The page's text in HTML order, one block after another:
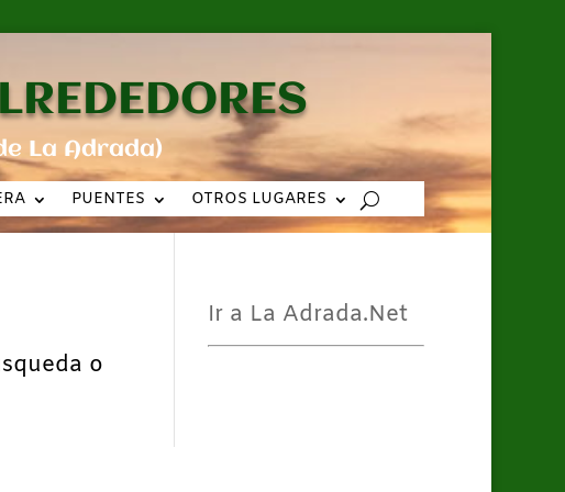
La Adrada)
PUENTES OTROS LUGARES
o
Ir a La Adrada.Net